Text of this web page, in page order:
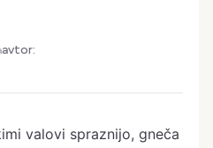
avtor:
valovi spraznijo, gneča